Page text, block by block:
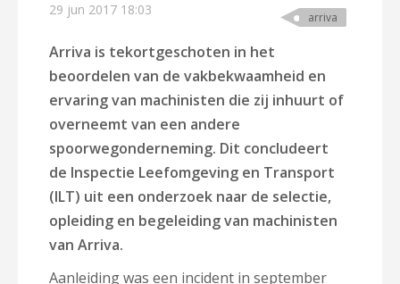
29 jun 2017 18:03 arriva
Arriva is tekortgeschoten in het
beoordelen van de vakbekwaamheid en
ervaring van machinisten die zij inhuurt of
overneemt van een andere
spoorwegonderneming. Dit concludeert
de Inspectie Leefomgeving en Transport
(ILT) uit een onderzoek naar de selectie,
opleiding en begeleiding van machinisten
van Arriva.
Aanleiding was een incident in september